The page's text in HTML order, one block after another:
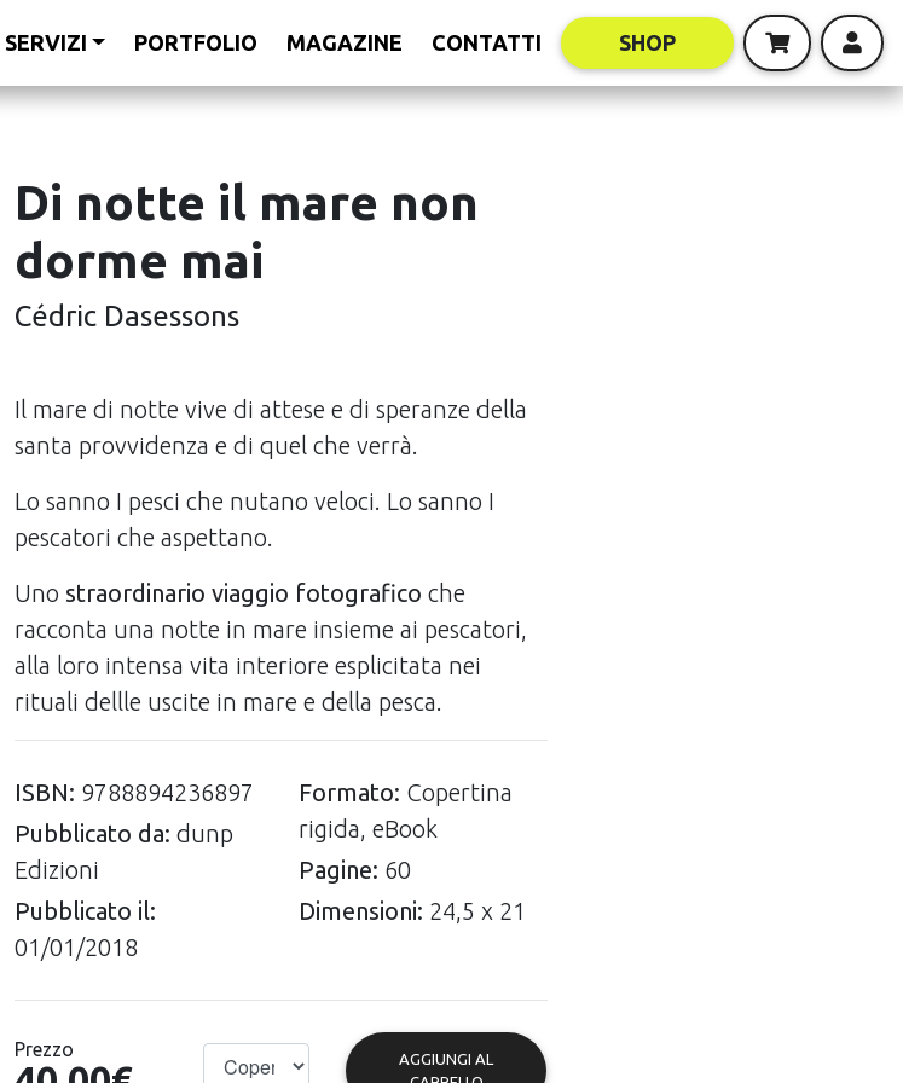
SERVIZI PORTFOLIO MAGAZINE CONTATTI SHOP
Di notte il mare non
dorme mai
Cédric Dasessons
Il mare di notte vive di attese e di speranze della
santa provvidenza e di quel che verrà.
Lo sanno I pesci che nutano veloci. Lo sanno I
pescatori che aspettano.
Uno straordinario viaggio fotografico che
racconta una notte in mare insieme ai pescatori,
alla loro intensa vita interiore esplicitata nei
rituali dellle uscite in mare e della pesca.
ISBN: 9788894236897
Pubblicato da: dunp
Edizioni
Pubblicato il:
01/01/2018
Formato: Copertina
rigida, eBook
Pagine: 60
Dimensioni: 24,5 x 21
Prezzo
AGGIUNGI AL